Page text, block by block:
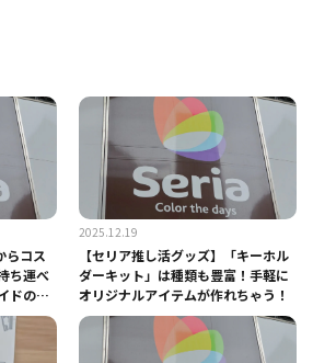
らコス
ち運べ
ドの活
2025.12.19
【セリア推し活グッズ】「キーホル
ダーキット」は種類も豊富！手軽に
オリジナルアイテムが作れちゃう！